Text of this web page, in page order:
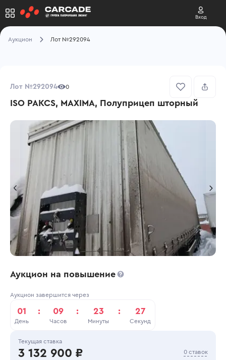
Вход
Аукцион Лот №292094
Лот №292094 0
ISO PAKCS, MAXIMA, Полуприцеп шторный
Аукцион на повышение
Аукцион завершится через
01
День
: 09
Часов
: 23
Минуты
: 27
Секунд
Текущая ставка
3 132 900 ₽ 0 ставок